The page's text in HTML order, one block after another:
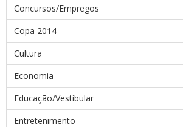
Concursos/Empregos
Copa 2014
Cultura
Economia
Educação/Vestibular
Entretenimento